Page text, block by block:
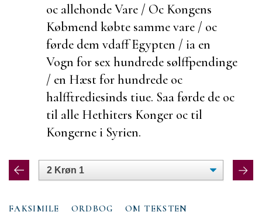
oc allehonde Vare / Oc Kongens
Købmend købte samme vare / oc
førde dem vdaff Egypten / ia en
Vogn for sex hundrede sølffpendinge
/ en Hæst for hundrede oc
halfftrediesinds tiue. Saa førde de oc
til alle Hethiters Konger oc til
Kongerne i Syrien.
FAKSIMILE ORDBOG OM TEKSTEN